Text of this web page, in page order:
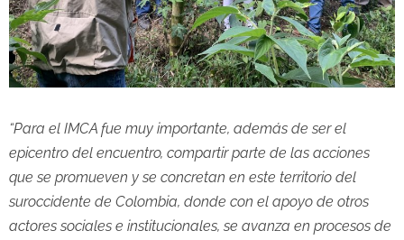
“Para el IMCA fue muy importante, además de ser el
epicentro del encuentro, compartir parte de las acciones
que se promueven y se concretan en este territorio del
suroccidente de Colombia, donde con el apoyo de otros
actores sociales e institucionales, se avanza en procesos de